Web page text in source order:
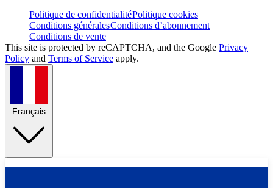
Politique de confidentialitéPolitique cookies
Conditions généralesConditions d’abonnement
Conditions de vente
This site is protected by reCAPTCHA, and the Google Privacy
Policy and Terms of Service apply.
Français